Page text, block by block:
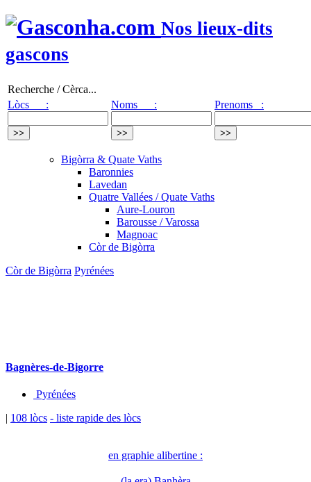
Nos lieux-dits
gascons
Recherche / Cèrca...
Lòcs :
Noms : Prenoms :
Bigòrra & Quate Vaths
Baronnies
Lavedan
Quatre Vallées / Quate Vaths
Aure-Louron
Barousse / Varossa
Magnoac
Còr de Bigòrra
Còr de Bigòrra Pyrénées
Bagnères-de-Bigorre
Pyrénées
| 108 lòcs - liste rapide des lòcs
en graphie alibertine :